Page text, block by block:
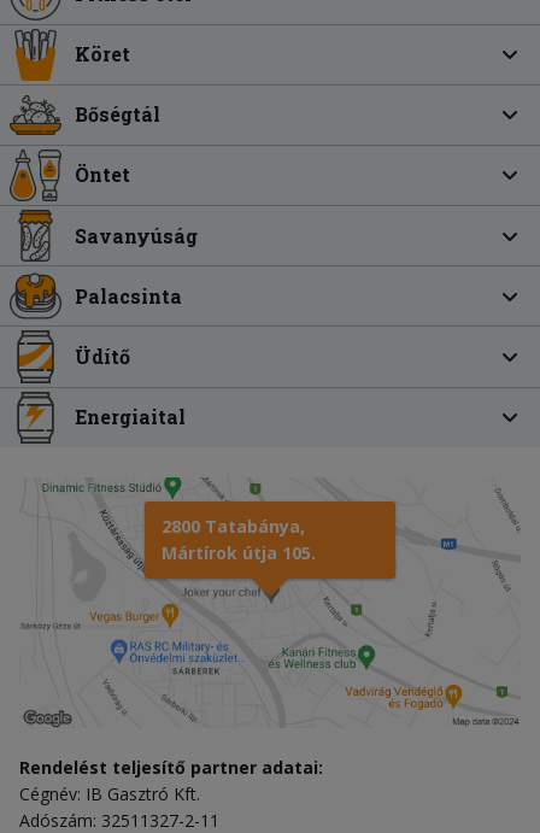
Köret
Bőségtál
Öntet
Savanyúság
Palacsinta
Üdítő
Energiaital
2800 Tatabánya,
Mártírok útja 105.
Rendelést teljesítő partner adatai:
Cégnév: IB Gasztró Kft.
Adószám: 32511327-2-11